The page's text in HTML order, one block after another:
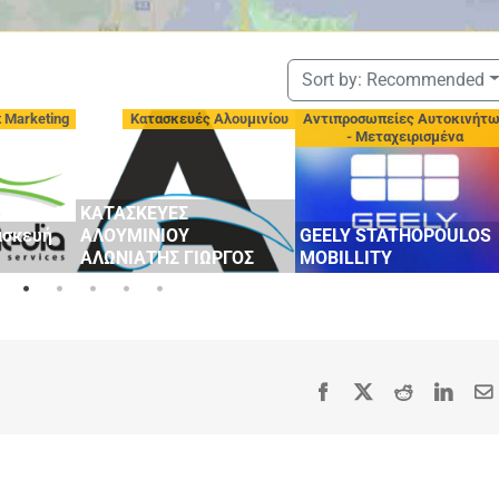
Sort by: Recommended
Marketing Κατασκευές Αλουμινίου
ΚΑΤΑΣΚΕΥΕΣ
ΑΛΟΥΜΙΝΙΟΥ
ΑΛΩΝΙΑΤΗΣ ΓΙΩΡΓΟΣ
Αντιπροσωπείες
- Μεταχειρισμένα
GEELY STATHOPOULOS
MOBILLITY
Facebook Reddit